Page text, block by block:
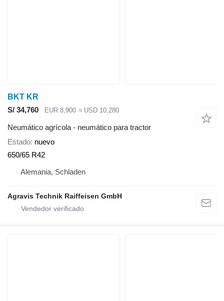
BKT KR
S/ 34,760
EUR 8,900 ≈ USD 10,280
Neumático agrícola - neumático para tractor
Estado nuevo
650/65 R42
Alemania, Schladen
Agravis Technik Raiffeisen GmbH